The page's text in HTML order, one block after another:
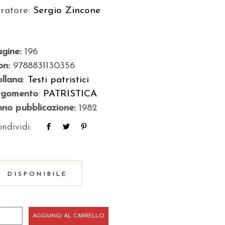
Sergio Zincone
196
9788831130356
: Testi patristici
: PATRISTICA
pubblicazione:1982
DISPONIBILE
AGGIUNGI AL CARRELLO